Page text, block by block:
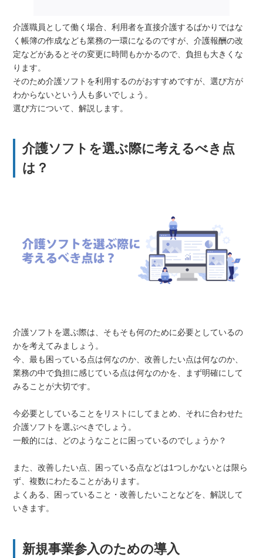
介護職員として働く場合、利用者を直接介護するばかりではな
く帳簿の作成なども業務の一環になるのですが、介護報酬の改
定などがあるとその変更に時間もかかるので、負担も大きくな
ります。
そのため介護ソフトを利用するのがおすすめですが、選び方が
わからないという人も多いでしょう。
選び方について、解説します。
介護ソフトを選ぶ際に考えるべき点
は？
介護ソフトを選ぶ際は、そもそも何のために必要としているの
かを考えてみましょう。
今、最も困っている点は何なのか、改善したい点は何なのか、
業務の中で負担に感じている点は何なのかを、まず明確にして
みることが大切です。
今必要としていることをリストにしてまとめ、それに合わせた
介護ソフトを選ぶべきでしょう。
一般的には、どのようなことに困っているのでしょうか？
また、改善したい点、困っている点などは1つしかないとは限ら
ず、複数にわたることがあります。
よくある、困っていること・改善したいことなどを、解説して
いきます。
新規事業参入のための導入